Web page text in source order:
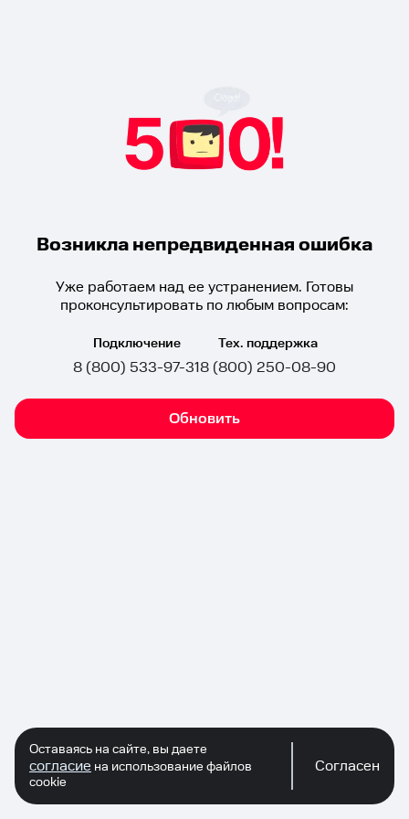
Возникла непредвиденная ошибка
Уже работаем над ее устранением. Готовы
проконсультировать по любым вопросам:
Подключение
8 (800) 533-97-31
Тех. поддержка
8 (800) 250-08-90
Обновить
Оставаясь на сайте, вы даете
согласие на использование файлов
cookie
Согласен